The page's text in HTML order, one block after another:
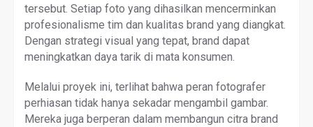
tersebut. Setiap foto yang dihasilkan mencerminkan
profesionalisme tim dan kualitas brand yang diangkat.
Dengan strategi visual yang tepat, brand dapat
meningkatkan daya tarik di mata konsumen.
Melalui proyek ini, terlihat bahwa peran fotografer
perhiasan tidak hanya sekadar mengambil gambar.
Mereka juga berperan dalam membangun citra brand